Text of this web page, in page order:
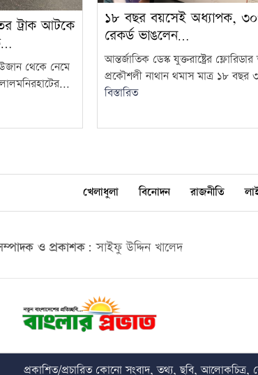
ট্রাক আটকে
থেকে নেমে
১৮ বছর বয়সেই অধ্যাপক,
রেকর্ড ভাঙলেন…
আন্তর্জাতিক ডেস্ক যুক্তরাষ্ট্রের
প্রকৌশলী নাথান থমাস মাত্র ১৮ বছর
বিস্তারিত
খেলাধুলা বিনোদন রাজনীতি
ও প্রকাশক: সাইফু উদ্দিন খালেদ
প্রকাশিত/প্রচারিত কোনো সংবাদ, তথ্য, ছবি, আলোকচিত্র,